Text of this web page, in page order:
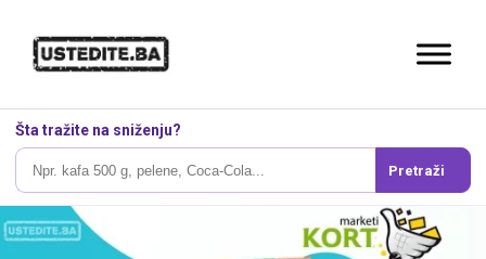
Šta tražite na sniženju?
Pretraži